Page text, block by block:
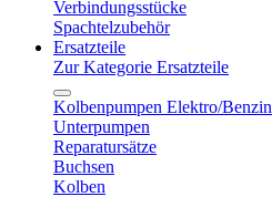
Verbindungsstücke
Spachtelzubehör
Ersatzteile
Zur Kategorie Ersatzteile
Kolbenpumpen Elektro/Benzin
Unterpumpen
Reparatursätze
Buchsen
Kolben